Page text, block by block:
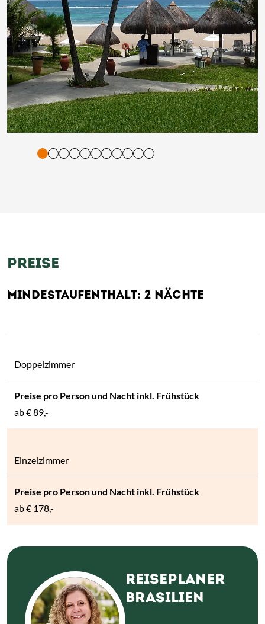
und Vorlesen der Inhalte mit Leertaste oder Tabulator-
PREISE
MINDESTAUFENTHALT: 2 NÄCHTE
Doppelzimmer
ab€ 89,-
Einzelzimmer
ab€ 178,-
REISEPLANER
BRASILIEN